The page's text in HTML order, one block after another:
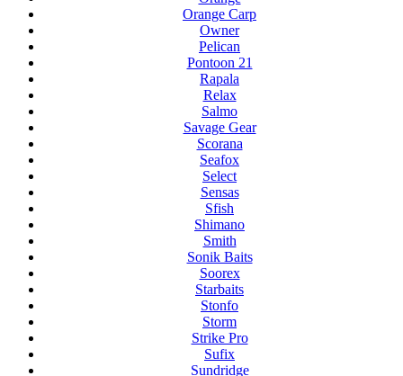
Orange Carp
Owner
Pelican
Pontoon 21
Rapala
Relax
Salmo
Savage Gear
Scorana
Seafox
Select
Sensas
Sfish
Shimano
Smith
Sonik Baits
Soorex
Starbaits
Stonfo
Storm
Strike Pro
Sufix
Sundridge